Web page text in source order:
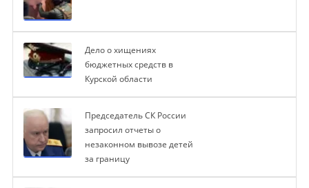
Дело о хищениях
бюджетных средств в
Курской области
Председатель СК России
запросил отчеты о
незаконном вывозе детей
за границу